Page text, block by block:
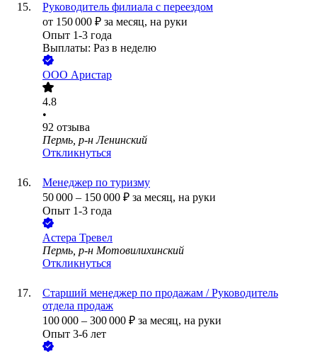
Руководитель филиала с переездом
от 150 000 ₽ за месяц, на руки
Опыт 1-3 года
Выплаты: Раз в неделю
ООО Аристар
4.8
•
92 отзыва
Пермь, р-н Ленинский
Откликнуться
Менеджер по туризму
50 000 – 150 000 ₽ за месяц, на руки
Опыт 1-3 года
Астера Тревел
Пермь, р-н Мотовилихинский
Откликнуться
Старший менеджер по продажам / Руководитель
отдела продаж
100 000 – 300 000 ₽ за месяц, на руки
Опыт 3-6 лет